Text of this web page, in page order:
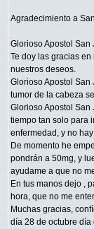
Agradecimiento a
Glorioso Apostol San
Te doy las gracias
nuestros deseos.
Glorioso Apostol
tumor de la cabeza
Glorioso Apostol San
tiempo tan solo para
enfermedad, y no
De momento he
pondrán a 50mg, y
ayudame a que no
En tus manos dejo ,
hora, que no me
Muchas gracias,
día 28 de octubre día